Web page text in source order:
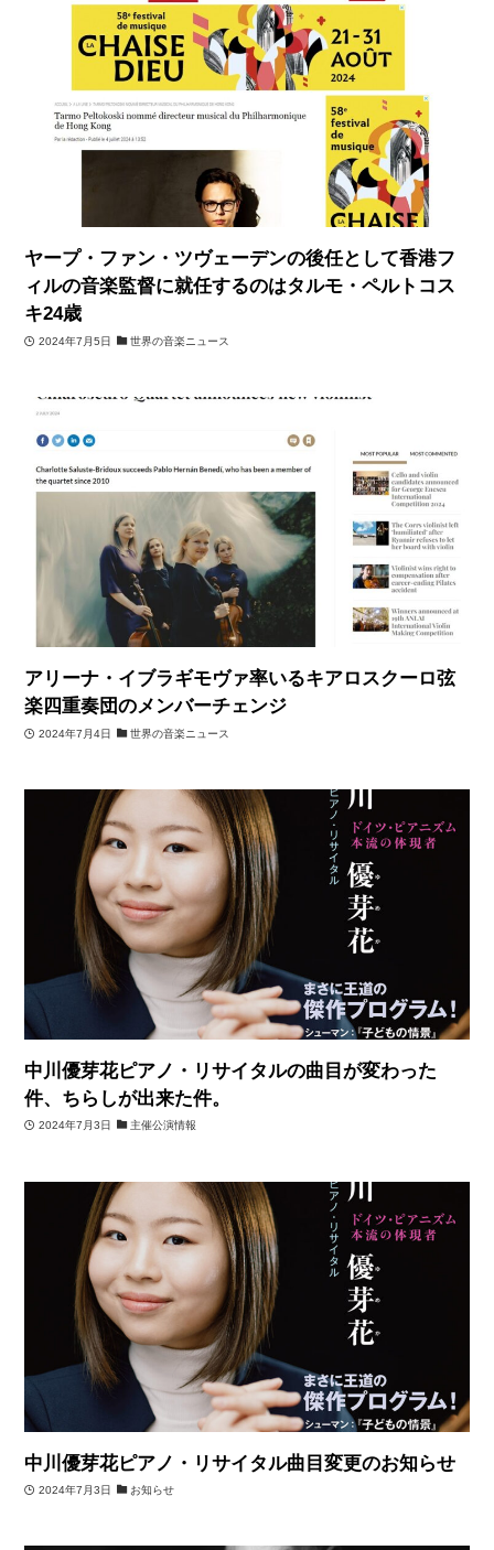
ヤープ・ファン・ツヴェーデンの後任として香港フ
ィルの音楽監督に就任するのはタルモ・ペルトコス
キ24歳
2024年7月5日 世界の音楽ニュース
アリーナ・イブラギモヴァ率いるキアロスクーロ弦
楽四重奏団のメンバーチェンジ
2024年7月4日 世界の音楽ニュース
中川優芽花ピアノ・リサイタルの曲目が変わった
件、ちらしが出来た件。
2024年7月3日 主催公演情報
中川優芽花ピアノ・リサイタル曲目変更のお知らせ
2024年7月3日 お知らせ